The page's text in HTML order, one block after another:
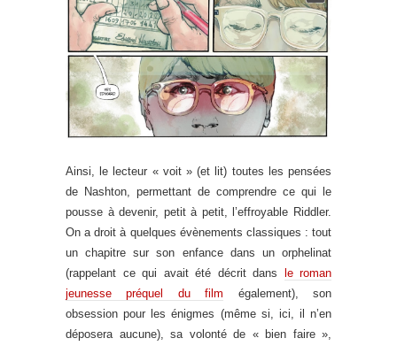
Ainsi, le lecteur « voit » (et lit) toutes les pensées
de Nashton, permettant de comprendre ce qui le
pousse à devenir, petit à petit, l’effroyable Riddler.
On a droit à quelques évènements classiques : tout
un chapitre sur son enfance dans un orphelinat
(rappelant ce qui avait été décrit dans
le roman
jeunesse préquel du film également), son
obsession pour les énigmes (même si, ici, il n’en
déposera aucune), sa volonté de « bien faire »,